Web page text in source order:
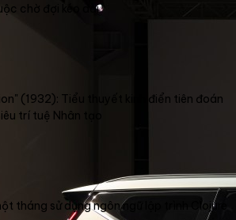
chờ đợi kéo dài
(1932): Tiểu thuyết kinh điển tiên đoán
trí tuệ Nhân tạo
tháng sử dụng ngôn ngữ lập trình Clojure